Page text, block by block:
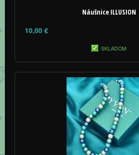
Náušnice ILLUSION
10,00 €
SKLADOM